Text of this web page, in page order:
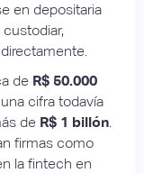
en depositaria
de R$ 50.000
una cifra todavía
de R$ 1 billón.
firmas como
la fintech en